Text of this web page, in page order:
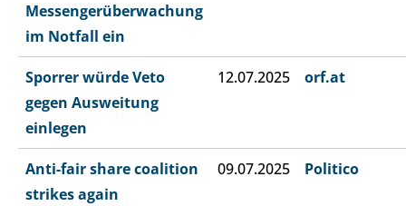
Messengerüberwachung
im Notfall ein
Sporrer würde Veto
gegen Ausweitung
einlegen
12.07.2025 orf.at
Anti-fair share coalition
strikes again
09.07.2025 Politico